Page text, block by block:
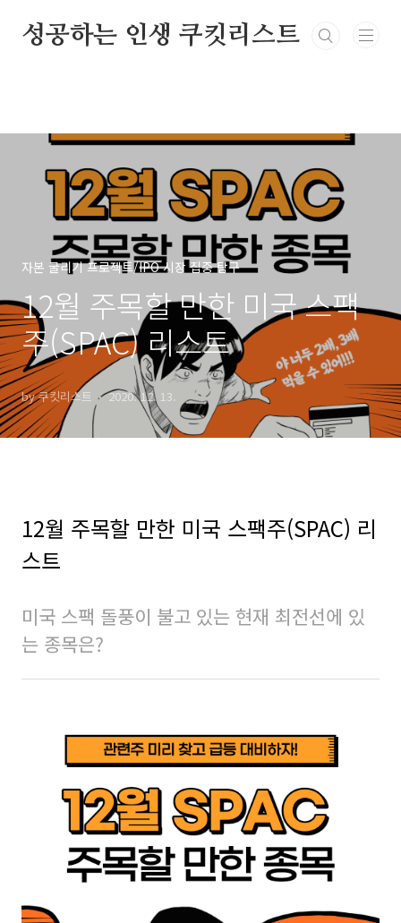
성공하는 인생 쿠킷리스트
자본 굴리기 프로젝트/IPO 시장 집중 탐구
12월 주목할 만한 미국 스팩
주(SPAC) 리스트
by 쿠킷리스트 2020. 12. 13.
12월 주목할 만한 미국 스팩주(SPAC) 리
스트
미국 스팩 돌풍이 불고 있는 현재 최전선에 있
는 종목은?